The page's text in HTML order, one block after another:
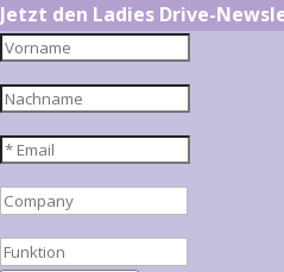
Jetzt den Ladies Drive-